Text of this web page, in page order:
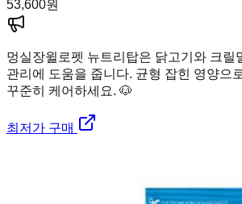
53,600원
멍실장윌로펫 뉴트리탑은 닭고기와 크릴
관리에 도움을 줍니다. 균형 잡힌 영양으
꾸준히 케어하세요. 🐶
최저가 구매